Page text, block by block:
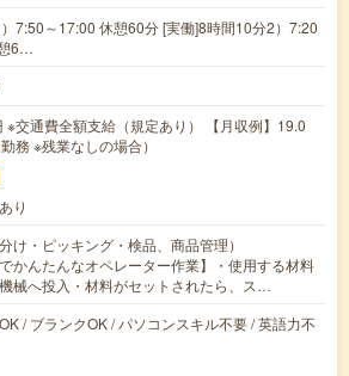
）7:50～17:00 休憩60分 [実働]8時間10分2）7:20
6…
※交通費全額支給（規定あり） 【月収例】19.0
務 ※残業なしの場合）
り
け・ピッキング・検品、商品管理）
でかんたんなオペレーター作業】・使用する材料
械へ投入・材料がセットされたら、ス…
/ ブランクOK / パソコンスキル不要 / 英語力不